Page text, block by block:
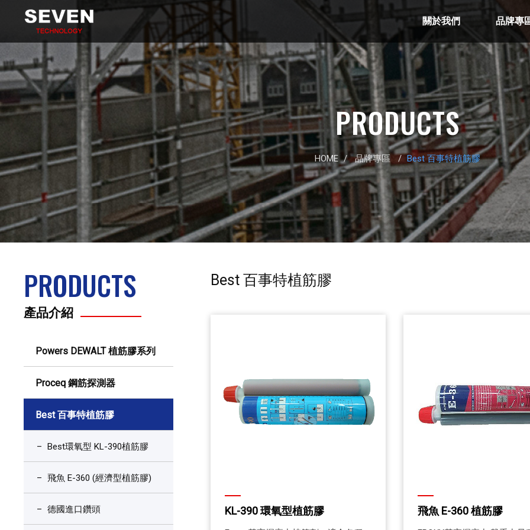
關於我們 品牌專
PRODUCTS
HOME / 品牌專區 / Best 百事特植筋膠
PRODUCTS
產品介紹
Powers DEWALT 植筋膠系列
Proceq 鋼筋探測器
Best 百事特植筋膠
Best環氧型 KL-390植筋膠
飛魚 E-360 (經濟型植筋膠)
德國進口鑽頭
Best 百事特植筋膠
KL-390 環氧型植筋膠 飛魚 E-360 植筋膠